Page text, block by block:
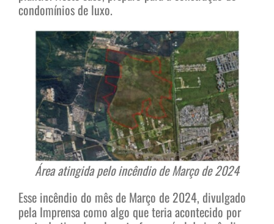
condomínios de luxo.
Área atingida pelo incêndio de Março de 2024
Esse incêndio do mês de Março de 2024, divulgado
pela Imprensa como algo que teria acontecido por